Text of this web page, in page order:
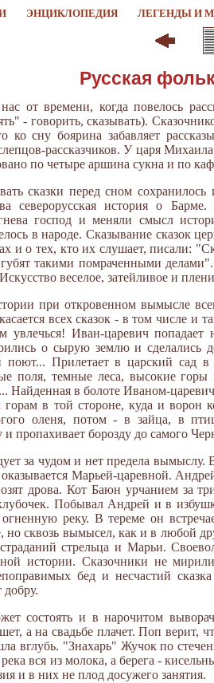
ЭНЦИКЛОПЕДИЯ ЛЕГЕНДЫ И
Русская
от времени, когда повелось
- говорить, сказывать).
ко сну боярина забавляет
рассказчиков. У царя
по четыре аршина сукна и по
сказки перед сном
северорусская история о
господ и меняли смысл
в народе. Сказывание сказок
и о тех, кто их слушает, писали:
такими помраченными
веселое, затейливое и
при откровенном вымысле
всех сказок - в том числе
увлечься! Иван-царевич
о сырую землю и сделались
поют... Прилетает в царский сад
поля, темные леса, высокие
Найденная в болоте Иваном-
в той стороне, куда и ворон
оленя, потом - в зайца, в
и пропахивает борозду до самого
за чудом и нет предела
Марьей-царевной.
дрова. Кот Баюн урчанием за
Побывал Андрей и в
огненную реку. В тереме он
но сквозь вымысел, как и в любой
стрельца и Марьи.
истории. Сказочники не
бед и несчастий
состоять и в нарочитом
а на свадьбе плачет. Поп верит,
вглубь. "Знахарь" Жучок по
вся из молока, а берега -
и в них не плод досужего занятия.